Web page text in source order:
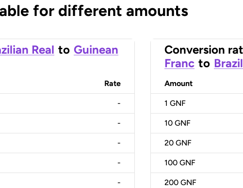
for different amounts
Real to Guinean
Rate
-
-
-
-
-
Conversion
Franc to
Amount
1 GNF
10 GNF
20 GNF
100 GNF
200 GNF